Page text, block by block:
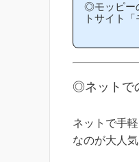
◎モッピー
トサイト
ンの内容は
なもので
◎ネットで
ネットで手
なのが大人